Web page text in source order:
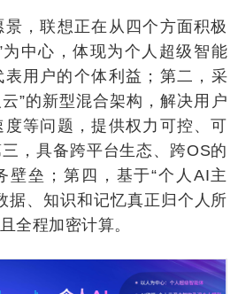
，联想正在从四个方面积极
为中心，体现为个人超级智能
用户的个体利益；第二，采
”的新型混合架构，解决用户
等问题，提供权力可控、可
，具备跨平台生态、跨OS的
壁垒；第四，基于“个人AI主
据、知识和记忆真正归个人所
全程加密计算。